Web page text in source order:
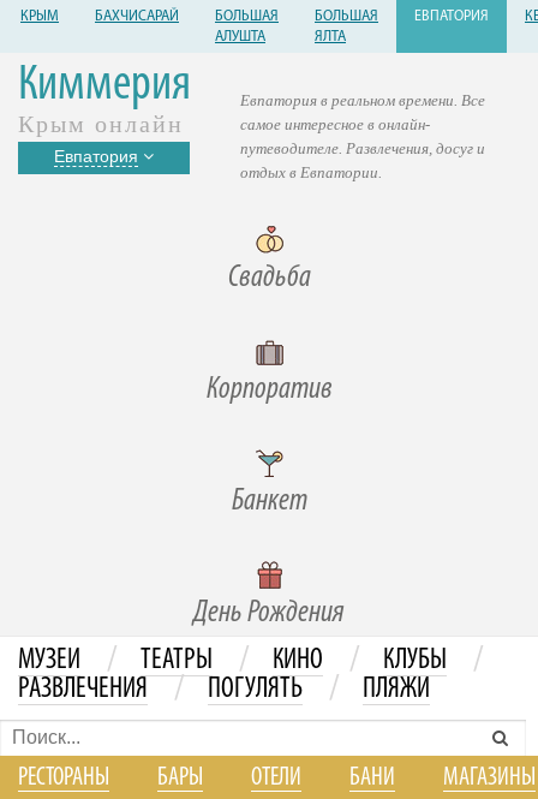
КРЫМ БАХЧИСАРАЙ
БОЛЬШАЯ
АЛУШТА
БОЛЬШАЯ
ЯЛТА
ЕВПАТОРИЯ
Киммерия
Крым онлайн
Евпатория
Свадьба
Корпоратив
Банкет
День Рождения
Евпатория в реальном времени. Все
самое интересное в онлайн-
путеводителе. Развлечения, досуг и
отдых в Евпатории.
МУЗЕИ / ТЕАТРЫ / КИНО / КЛУБЫ /
РАЗВЛЕЧЕНИЯ / ПОГУЛЯТЬ / ПЛЯЖИ
РЕСТОРАНЫ БАРЫ ОТЕЛИ БАНИ МАГАЗИНЫ